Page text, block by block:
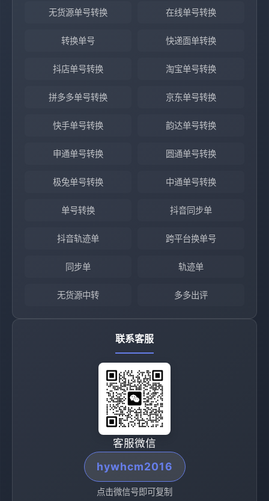
无货源单号转换 在线单号转换
转换单号 快递面单转换
抖店单号转换 淘宝单号转换
拼多多单号转换 京东单号转换
快手单号转换 韵达单号转换
申通单号转换 圆通单号转换
极兔单号转换 中通单号转换
单号转换 抖音同步单
抖音轨迹单 跨平台换单号
同步单 轨迹单
无货源中转 多多出评
联系客服
客服微信
hywhcm2016
点击微信号即可复制